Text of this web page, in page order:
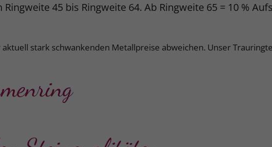
45 bis Ringweite 64. Ab Ringweite 65 = 10 %
stark schwankenden Metallpreise abweichen. Unser